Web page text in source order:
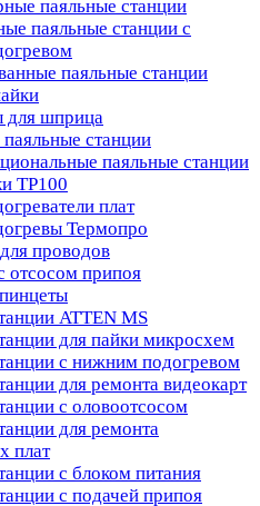
паяльные станции
паяльные станции с
паяльные станции
для шприца
станции
паяльные станции
TP100
плат
Термопро
проводов
отсосом припоя
ATTEN MS
для пайки микросхем
с нижним подогревом
для ремонта видеокарт
с оловоотсосом
для ремонта
плат
с блоком питания
с подачей припоя